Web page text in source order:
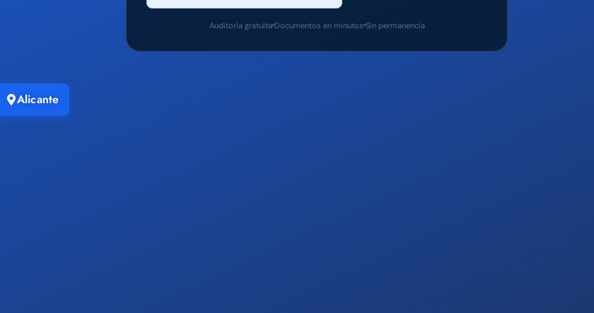
Auditoría gratuita Documentos en minutos Sin permanencia
Alicante